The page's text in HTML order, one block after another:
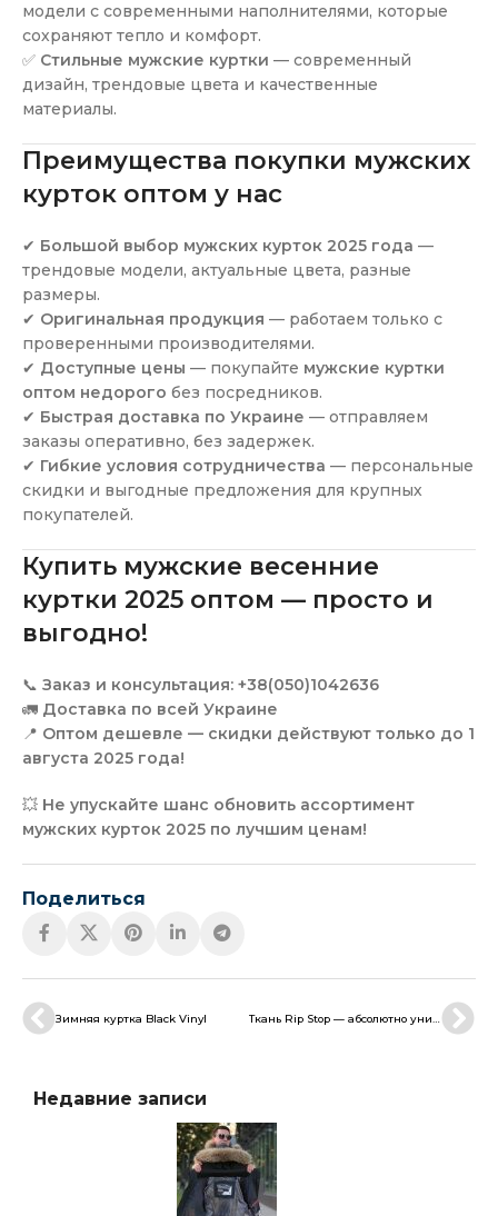
модели с современными наполнителями, которые
сохраняют тепло и комфорт.
✅ Стильные мужские куртки — современный
дизайн, трендовые цвета и качественные
материалы.
Преимущества покупки мужских
курток оптом у нас
✔ Большой выбор мужских курток 2025 года —
трендовые модели, актуальные цвета, разные
размеры.
✔ Оригинальная продукция — работаем только с
проверенными производителями.
✔ Доступные цены — покупайте мужские куртки
оптом недорого без посредников.
✔ Быстрая доставка по Украине — отправляем
заказы оперативно, без задержек.
✔ Гибкие условия сотрудничества — персональные
скидки и выгодные предложения для крупных
покупателей.
Купить мужские весенние
куртки 2025 оптом — просто и
выгодно!
📞 Заказ и консультация: +38(050)1042636
🚛 Доставка по всей Украине
📍 Оптом дешевле — скидки действуют только до 1
августа 2025 года!
💥 Не упускайте шанс обновить ассортимент
мужских курток 2025 по лучшим ценам!
Поделиться
Зимняя куртка Black Vinyl
Недавние записи